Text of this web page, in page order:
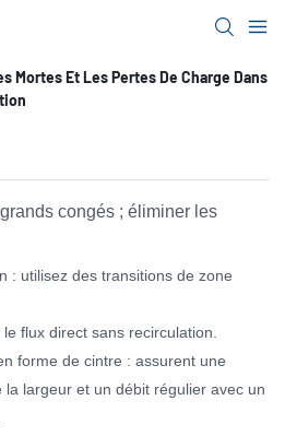
Mortes Et Les Pertes De Charge Dans
congés ; éliminer les
: utilisez des transitions de zone
flux direct sans recirculation.
forme de cintre : assurent une
largeur et un débit régulier avec un